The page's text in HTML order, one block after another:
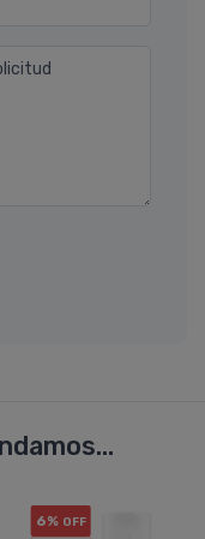
6% OFF